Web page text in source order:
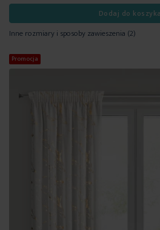
Dodaj do koszyka
Inne rozmiary i sposoby zawieszenia (2)
Promocja